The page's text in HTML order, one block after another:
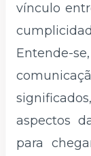
vínculo
Entende-
aspectos
para